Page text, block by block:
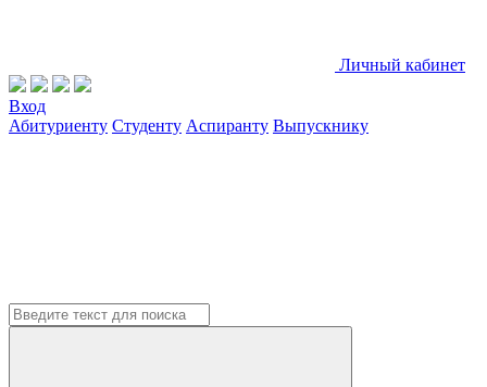
Личный кабинет
Вход
Абитуриенту Студенту Аспиранту Выпускнику